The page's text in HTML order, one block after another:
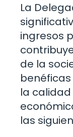
La
ingresos
de la
la
las